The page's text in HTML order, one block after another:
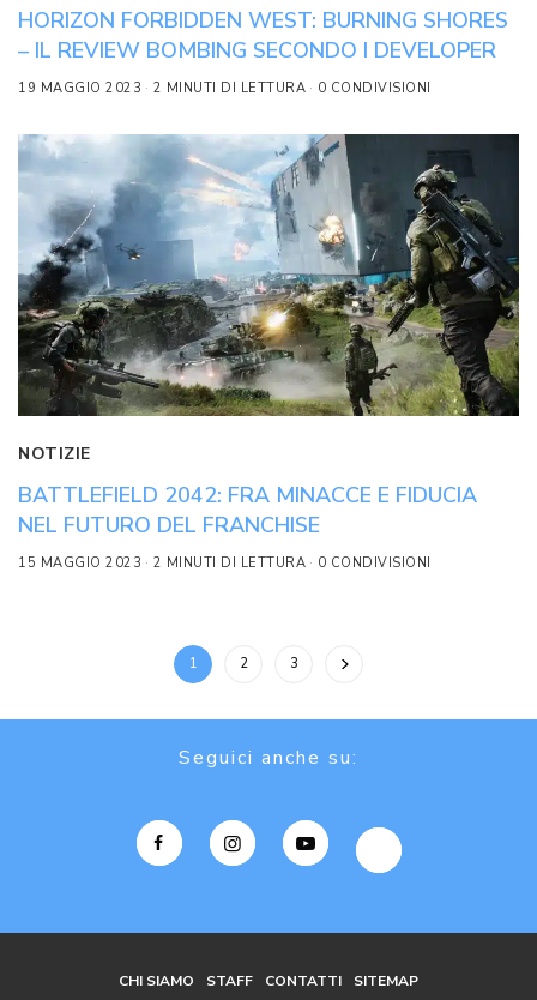
HORIZON FORBIDDEN WEST: BURNING SHORES
– IL REVIEW BOMBING SECONDO I DEVELOPER
19 MAGGIO 2023 2 MINUTI DI LETTURA 0 CONDIVISIONI
NOTIZIE
BATTLEFIELD 2042: FRA MINACCE E FIDUCIA
NEL FUTURO DEL FRANCHISE
15 MAGGIO 2023 2 MINUTI DI LETTURA 0 CONDIVISIONI
1 2 3
Seguici anche su:
CHI SIAMO STAFF CONTATTI SITEMAP